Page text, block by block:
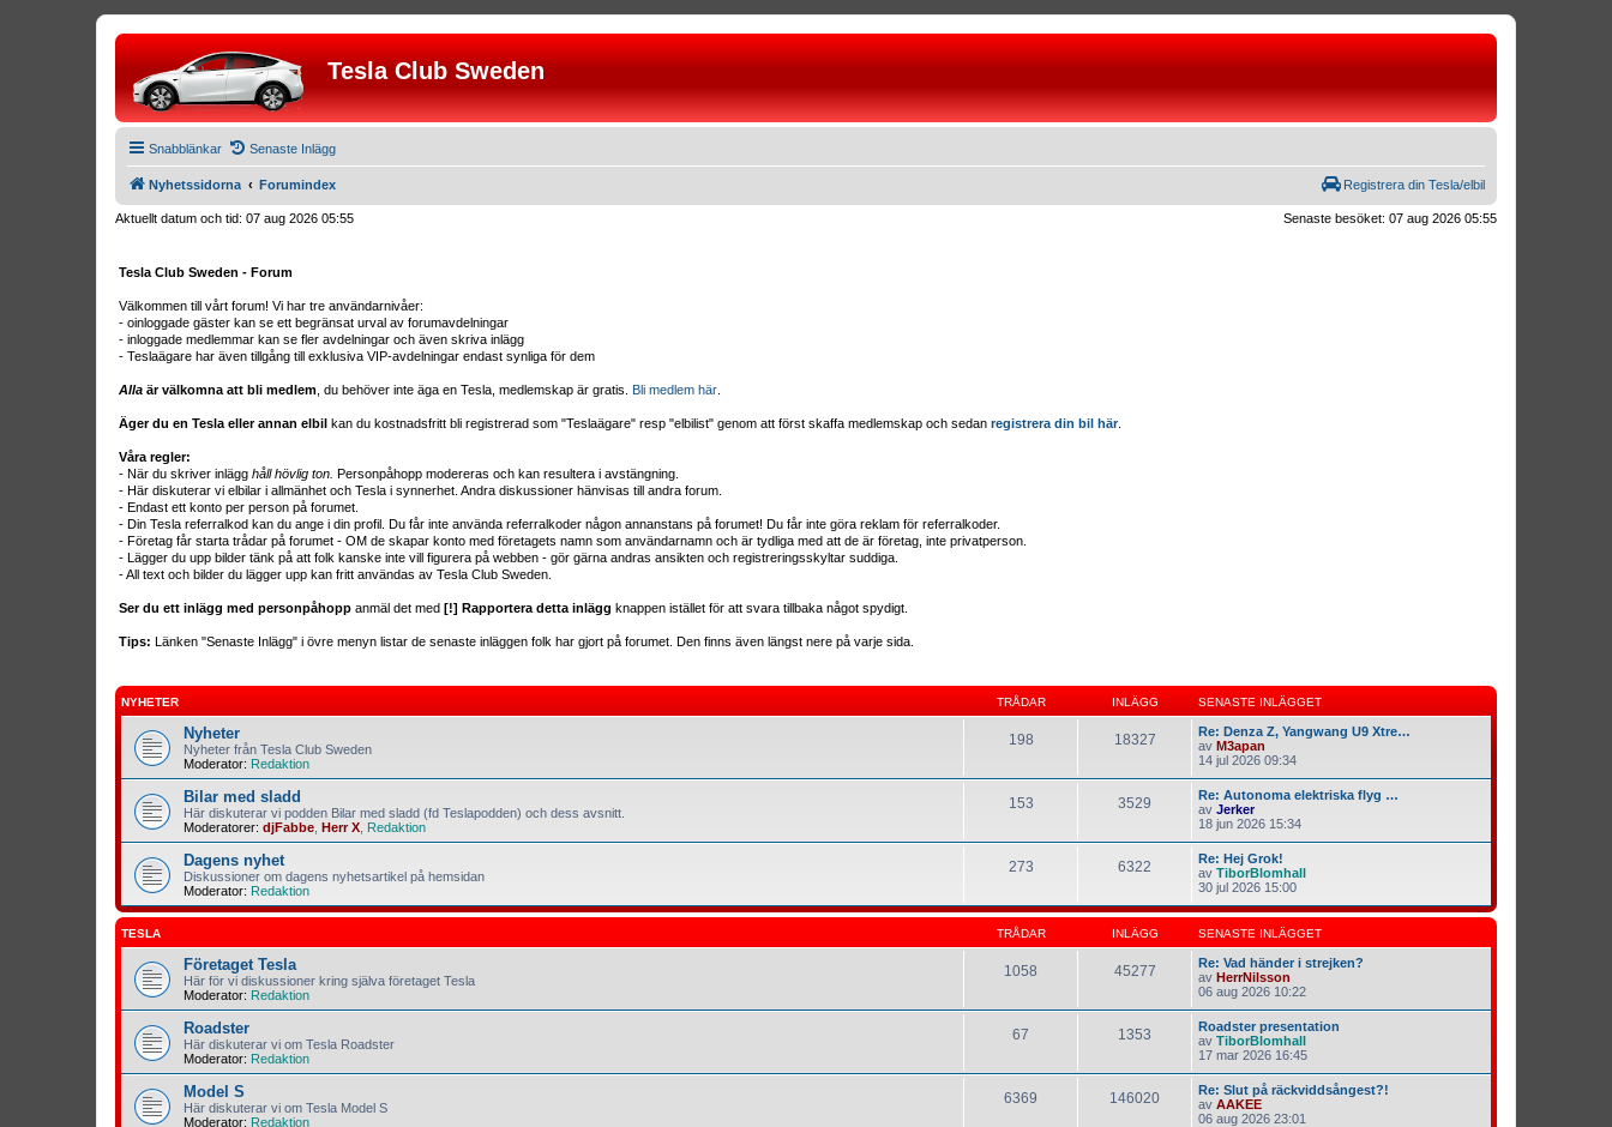
Tesla Club Sweden
Snabblänkar Senaste Inlägg
Nyhetssidorna Forumindex Registrera din Tesla/elbil
Senaste besöket: 07 aug 2026 05:55
Aktuellt datum och tid: 07 aug 2026 05:55
Tesla Club Sweden - Forum
Välkommen till vårt forum! Vi har tre användarnivåer:
- oinloggade gäster kan se ett begränsat urval av forumavdelningar
- inloggade medlemmar kan se fler avdelningar och även skriva inlägg
- Teslaägare har även tillgång till exklusiva VIP-avdelningar endast synliga för dem
Alla är välkomna att bli medlem , du behöver inte äga en Tesla, medlemskap är gratis. Bli medlem här
Äger du en Tesla eller annan elbil kan du kostnadsfritt bli registrerad som "Teslaägare" resp "elbilist" genom att först skaffa medlemskap och sedan registrera din bil här.
Våra regler:
- När du skriver inlägg håll hövlig ton. Personpåhopp modereras och kan resultera i avstängning.
- Här diskuterar vi elbilar i allmänhet och Tesla i synnerhet. Andra diskussioner hänvisas till andra forum.
- Endast ett konto per person på forumet.
- Din Tesla referralkod kan du ange i din profil. Du får inte använda referralkoder någon annanstans på forumet! Du får inte göra reklam för referralkoder.
- Företag får starta trådar på forumet - OM de skapar konto med företagets namn som användarnamn och är tydliga med att de är företag, inte privatperson.
- Lägger du upp bilder tänk på att folk kanske inte vill figurera på webben - gör gärna andras ansikten och registreringsskyltar suddiga.
- All text och bilder du lägger upp kan fritt användas av Tesla Club Sweden.
Ser du ett inlägg med personpåhopp anmäl det med [!] Rapportera detta inlägg knappen istället för att svara tillbaka något spydigt.
Tips: Länken "Senaste Inlägg" i övre menyn listar de senaste inläggen folk har gjort på forumet. Den finns även längst nere på varje sida.
NYHETER TRÅDAR INLÄGG SENASTE INLÄGGET
Nyheter
Nyheter från Tesla Club Sweden
Moderator: Redaktion
198 18327
Re: Denza Z, Yangwang U9 Xtre…
av M3apan
14 jul 2026 09:34
Bilar med sladd
Här diskuterar vi podden Bilar med sladd (fd Teslapodden) och dess avsnitt.
Moderatorer: djFabbe Herr X Redaktion
153 3529
Re: Autonoma elektriska flyg …
av Jerker
18 jun 2026 15:34
Dagens nyhet
Diskussioner om dagens nyhetsartikel på hemsidan
Moderator: Redaktion
273 6322
Re: Hej Grok!
av TiborBlomhall
30 jul 2026 15:00
TESLA TRÅDAR INLÄGG SENASTE INLÄGGET
Företaget Tesla
Här för vi diskussioner kring själva företaget Tesla
Moderator: Redaktion
1058 45277
Re: Vad händer i strejken?
av HerrNilsson
06 aug 2026 10:22
Roadster
Här diskuterar vi om Tesla Roadster
Moderator: Redaktion
67 1353
Roadster presentation
av TiborBlomhall
17 mar 2026 16:45
Model S
Här diskuterar vi om Tesla Model S
Moderator: Redaktion
6369 146020
Re: Slut på räckviddsångest?!
av AAKEE
06 aug 2026 23:01